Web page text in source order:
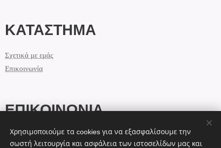
ΚΑΤΑΣΤΗΜΑ
Σχετικά με εμάς
Επικοινωνία
ΕΠΙΚΟΙΝΩΝΙΑ
info@lolashandmade.gr
Χρησιμοποιούμε τα cookies για να εξασφαλίσουμε την
σωστή λειτουργία και ασφάλεια των ιστοσελίδων μας και